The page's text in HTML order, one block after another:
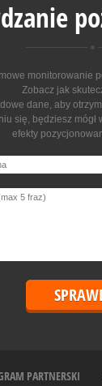
monitorowanie
Zobacz jak
dane, aby
się, będziesz
efekty
PARTNERSKI